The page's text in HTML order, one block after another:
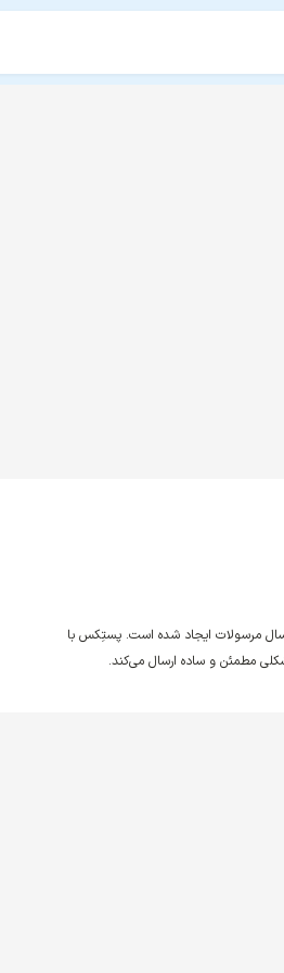
مرسولات ایجاد شده است. پستِکس با
مطمئن و ساده ارسال می‌کند.